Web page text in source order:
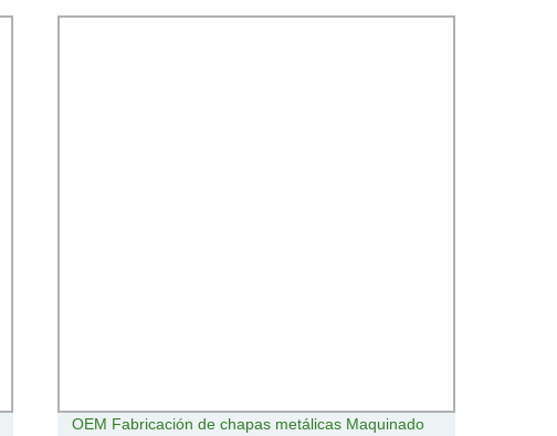
OEM Fabricación de chapas metálicas Maquinado